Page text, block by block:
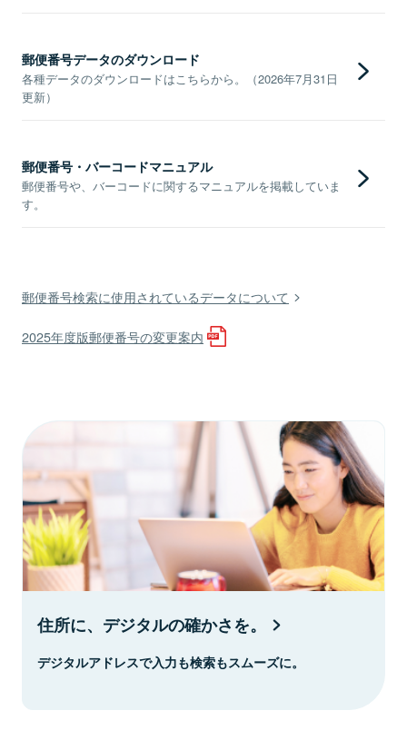
郵便番号データのダウンロード
各種データのダウンロードはこちらから。（2026年7月31日
更新）
郵便番号・バーコードマニュアル
郵便番号や、バーコードに関するマニュアルを掲載していま
す。
郵便番号検索に使用されているデータについて
2025年度版郵便番号の変更案内
住所に、デジタルの確かさを。
デジタルアドレスで入力も検索もスムーズに。